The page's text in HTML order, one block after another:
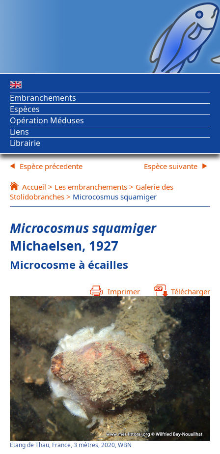
Embranchements
Espèces
Opération Méduses
Liens
Librairie
Espèce précedente
Accueil > Les embranchements > Galerie des
Stolidobranches > Microcosmus squamiger
Espèce suivante
Microcosmus squamiger
Michaelsen, 1927
Microcosme à écailles
Imprimer Télécharger
Etang de Thau, France, 3 mètres, 2020, WBN